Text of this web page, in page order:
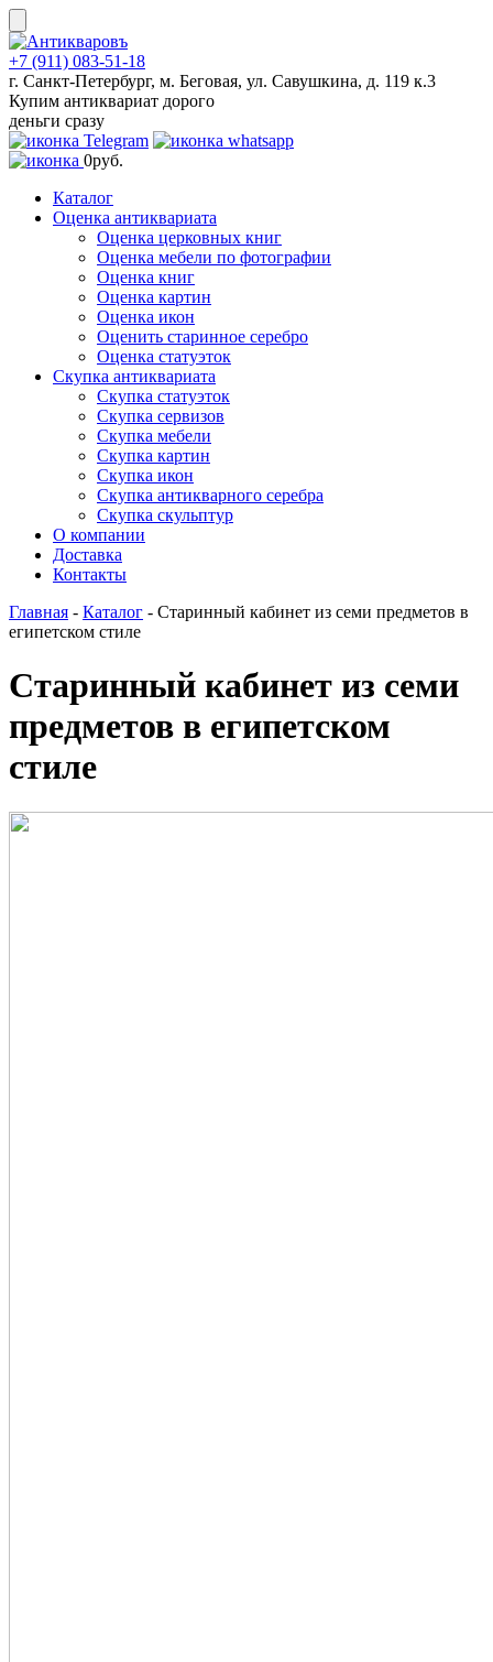
Skip
to
content
+7 (911) 083-51-18
г. Санкт-Петербург, м. Беговая, ул. Савушкина, д. 119 к.3
Купим антиквариат дорого
деньги сразу
0руб.
Каталог
Оценка антиквариата
Оценка церковных книг
Оценка мебели по фотографии
Оценка книг
Оценка картин
Оценка икон
Оценить старинное серебро
Оценка статуэток
Скупка антиквариата
Скупка статуэток
Скупка сервизов
Скупка мебели
Скупка картин
Скупка икон
Скупка антикварного серебра
Скупка скульптур
О компании
Доставка
Контакты
Главная - Каталог - Старинный кабинет из семи предметов в
египетском стиле
Старинный кабинет из семи
предметов в египетском
стиле